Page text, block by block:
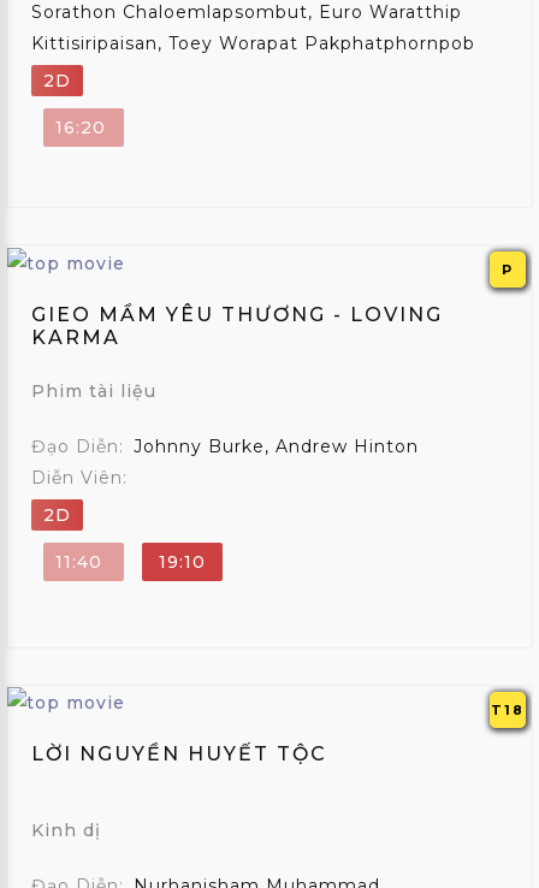
Sorathon Chaloemlapsombut, Euro Waratthip
Kittisiripaisan, Toey Worapat Pakphatphornpob
2D
16:20
P
GIEO MẦM YÊU THƯƠNG - LOVING
KARMA
Phim tài liệu
Đạo Diễn: Johnny Burke, Andrew Hinton
Diễn Viên:
2D
11:40 19:10
T18
LỜI NGUYỀN HUYẾT TỘC
Kinh dị